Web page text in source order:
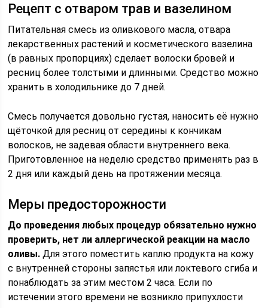
Рецепт с отваром трав и вазелином
Питательная смесь из оливкового масла, отвара
лекарственных растений и косметического вазелина
(в равных пропорциях) сделает волоски бровей и
ресниц более толстыми и длинными. Средство можно
хранить в холодильнике до 7 дней.
Смесь получается довольно густая, наносить её нужно
щёточкой для ресниц от середины к кончикам
волосков, не задевая области внутреннего века.
Приготовленное на неделю средство применять раз в
2 дня или каждый день на протяжении месяца.
Меры предосторожности
До проведения любых процедур обязательно нужно
проверить, нет ли аллергической реакции на масло
оливы. Для этого поместить каплю продукта на кожу
с внутренней стороны запястья или локтевого сгиба и
понаблюдать за этим местом 2 часа. Если по
истечении этого времени не возникло припухлости